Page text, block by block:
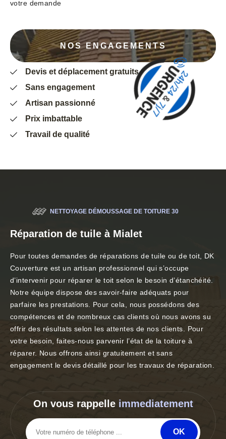
votre demande
NOS ENGAGEMENTS
Devis et déplacement gratuits
Sans engagement
Artisan passionné
Prix imbattable
Travail de qualité
NETTOYAGE DÉMOUSSAGE DE TOITURE 30
Réparation de tuile à Mialet
Pour toutes demandes de réparations de tuile ou de toit, DK
Couverture est un artisan professionnel qui s’occupe
d’intervenir pour réparer le toit selon le besoin d’étanchéité.
Notre équipe dispose des savoir-faire adéquats pour
parfaire les prestations. Pour cela, nous possédons des
compétences et de nombreux cas clients où nous avons su
offrir des résultats selon les attentes de nos clients. Pour
votre besoin, faites-nous parvenir l’état de la toiture à
réparer. Nous offrons ainsi gratuitement et sans
engagement le devis détaillé pour les travaux de réparation.
On vous rappelle immediatement